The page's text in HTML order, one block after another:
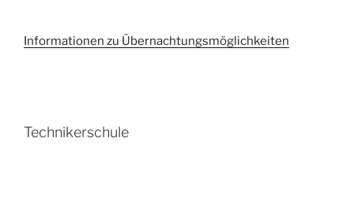
Informationen zu Übernachtungsmöglichkeiten
Technikerschule